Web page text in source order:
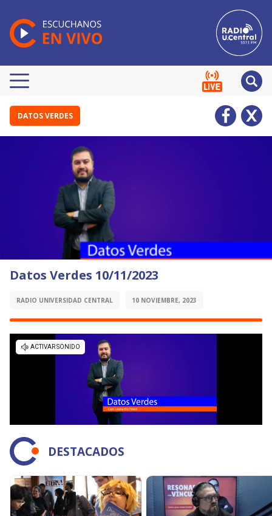
DATOS VERDES
Datos Verdes 10/11/2023
RADIO UNIVERSIDAD CENTRAL 10 NOVIEMBRE, 2023
DESTACADOS